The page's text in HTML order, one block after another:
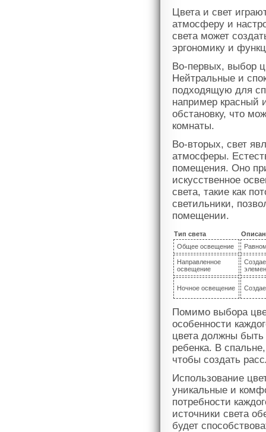
Цвета и свет
атмосферу и
света может
эргономику и
Во-первых, выбор
Нейтральные и
подходящую для
например красный
обстановку, что
комнаты.
Во-вторых, свет
атмосферы.
помещения. Оно
искусственное
света, такие как
светильники,
помещении.
Тип света
Общее освещение
Направленное
освещение
Ночное освещение
Помимо выбора
особенности
цвета должны
ребенка. В
чтобы создать
Использование
уникальные и
потребности
источники света
будет